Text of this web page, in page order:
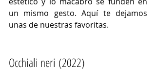
un mismo gesto. Aquí te dejamos
unas de nuestras favoritas.
Occhiali neri (2022)